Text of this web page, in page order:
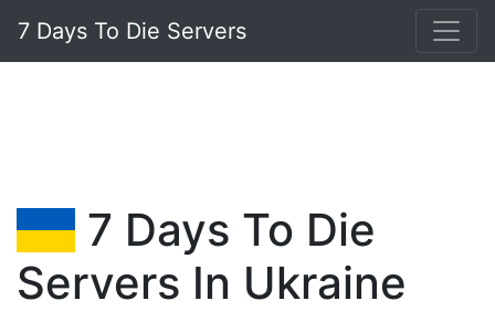
7 Days To Die Servers
7 Days To Die
Servers In Ukraine